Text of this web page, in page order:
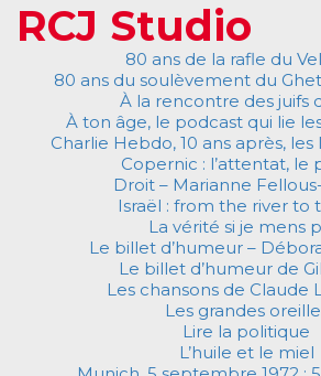
RCJ Studio
80 ans de la rafle du
80 ans du soulèvement du
À la rencontre des juifs
À ton âge, le podcast qui lie
Charlie Hebdo, 10 ans après,
Copernic : l’attentat, le
Droit – Marianne
Israël : from the river to
La vérité si je mens
Le billet d’humeur –
Le billet d’humeur de
Les chansons de Claude
Les grandes
Lire la politique
L’huile et le miel